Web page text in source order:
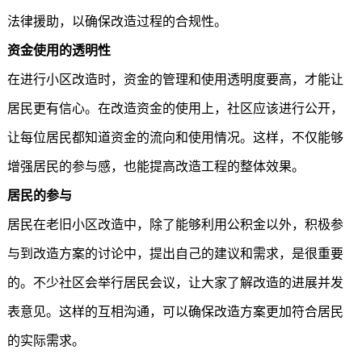
法律援助，以确保改造过程的合规性。
资金使用的透明性
在进行小区改造时，资金的管理和使用透明度要高，才能让
居民更有信心。在改造资金的使用上，社区应该进行公开，
让每位居民都知道资金的流向和使用情况。这样，不仅能够
增强居民的参与感，也能提高改造工程的整体效果。
居民的参与
居民在老旧小区改造中，除了能够利用公积金以外，积极参
与到改造方案的讨论中，提出自己的建议和需求，是很重要
的。不少社区会举行居民会议，让大家了解改造的进展并发
表意见。这样的互相沟通，可以确保改造方案更加符合居民
的实际需求。